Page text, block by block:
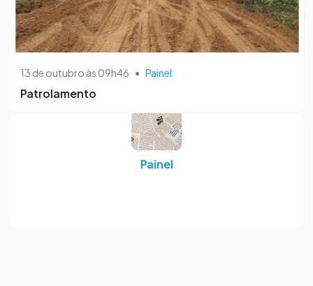
13 de outubro às 09h46 • Painel
Patrolamento
Painel